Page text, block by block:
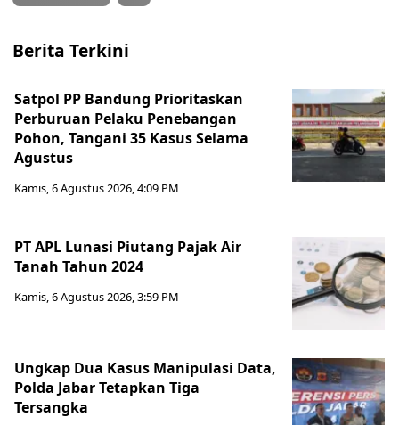
Berita Terkini
Satpol PP Bandung Prioritaskan
Perburuan Pelaku Penebangan
Pohon, Tangani 35 Kasus Selama
Agustus
Kamis, 6 Agustus 2026, 4:09 PM
PT APL Lunasi Piutang Pajak Air
Tanah Tahun 2024
Kamis, 6 Agustus 2026, 3:59 PM
Ungkap Dua Kasus Manipulasi Data,
Polda Jabar Tetapkan Tiga
Tersangka